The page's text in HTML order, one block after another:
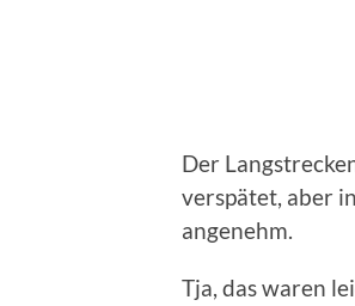
Der
verspätet, aber
angenehm.
Tja, das waren